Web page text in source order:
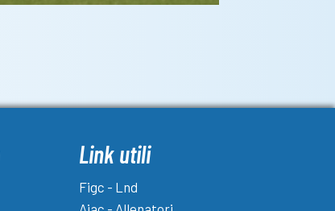
Link utili
Figc - Lnd